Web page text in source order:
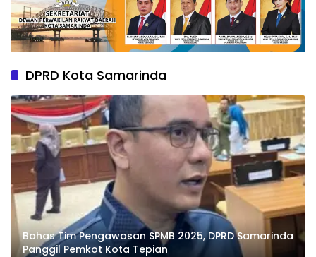
DPRD Kota Samarinda
Bahas Tim Pengawasan SPMB 2025, DPRD Samarinda
Panggil Pemkot Kota Tepian